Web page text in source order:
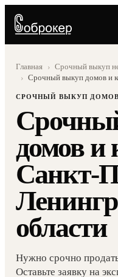
Главная › Срочный выкуп
› Срочный выкуп домов и
СРОЧНЫЙ ВЫКУП
домов и
Санкт-
области
Нужно срочно
Оставьте заявку на